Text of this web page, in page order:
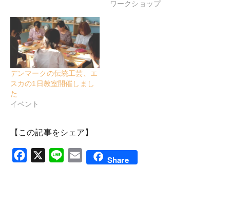
ワークショップ
デンマークの伝統工芸、エ
スカの1日教室開催しまし
た
イベント
【この記事をシェア】
Facebook
X Line Email Share